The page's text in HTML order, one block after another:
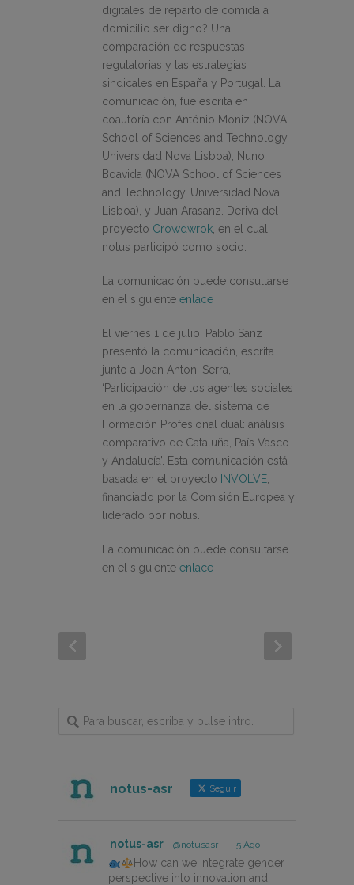
digitales de reparto de comida a
domicilio ser digno? Una
comparación de respuestas
regulatorias y las estrategias
sindicales en España y Portugal. La
comunicación, fue escrita en
coautoría con António Moniz (NOVA
School of Sciences and Technology,
Universidad Nova Lisboa), Nuno
Boavida (NOVA School of Sciences
and Technology, Universidad Nova
Lisboa), y Juan Arasanz. Deriva del
proyecto Crowdwrok, en el cual
notus participó como socio.
La comunicación puede consultarse
en el siguiente enlace
El viernes 1 de julio, Pablo Sanz
presentó la comunicación, escrita
junto a Joan Antoni Serra,
‘Participación de los agentes sociales
en la gobernanza del sistema de
Formación Profesional dual: análisis
comparativo de Cataluña, País Vasco
y Andalucía’. Esta comunicación está
basada en el proyecto INVOLVE,
financiado por la Comisión Europea y
liderado por notus.
La comunicación puede consultarse
en el siguiente enlace
notus-asr Seguir
notus-asr @notusasr · 5 Ago
How can we integrate gender
perspective into innovation and